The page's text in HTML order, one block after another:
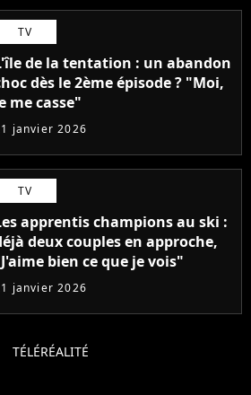
TV
de la tentation : un abandon
dès le 2ème épisode ? "Moi,
me casse"
janvier 2026
TV
apprentis champions au ski :
deux couples en approche,
bien ce que je vois"
janvier 2026
TÉLÉRÉALITÉ